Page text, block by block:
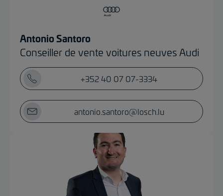
Antonio Santoro
Conseiller de vente voitures neuves Audi
+352 40 07 07-3334
antonio.santoro@losch.lu